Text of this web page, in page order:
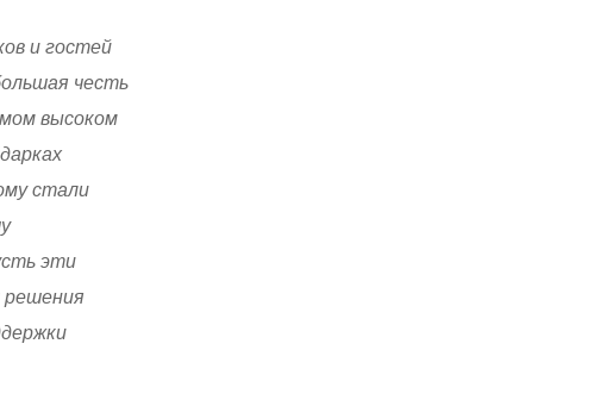
и гостей
честь
высоком
стали
эти
решения